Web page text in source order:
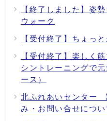
【終了しました】姿
ウォーク
【受付終了】ちょっ
【受付終了】楽しく
シントレーニングで
ース）
北ふれあいセンター
み・お問い合せについ